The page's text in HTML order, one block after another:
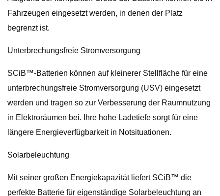
Fahrzeugen eingesetzt werden, in denen der Platz
begrenzt ist.
Unterbrechungsfreie Stromversorgung
SCiB™-Batterien können auf kleinerer Stellfläche für eine
unterbrechungsfreie Stromversorgung (USV) eingesetzt
werden und tragen so zur Verbesserung der Raumnutzung
in Elektroräumen bei. Ihre hohe Ladetiefe sorgt für eine
längere Energieverfügbarkeit in Notsituationen.
Solarbeleuchtung
Mit seiner großen Energiekapazität liefert SCiB™ die
perfekte Batterie für eigenständige Solarbeleuchtung an